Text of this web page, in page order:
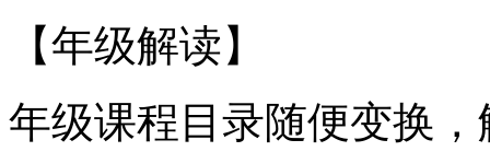
【年级解读】
年级课程目录随便变换